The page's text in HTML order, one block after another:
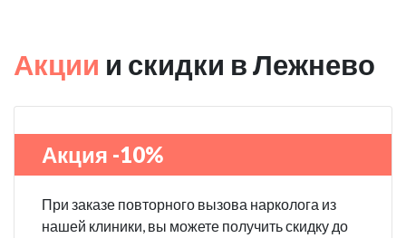
Акции и скидки в Лежнево
Акция -10%
При заказе повторного вызова нарколога из
нашей клиники, вы можете получить скидку до